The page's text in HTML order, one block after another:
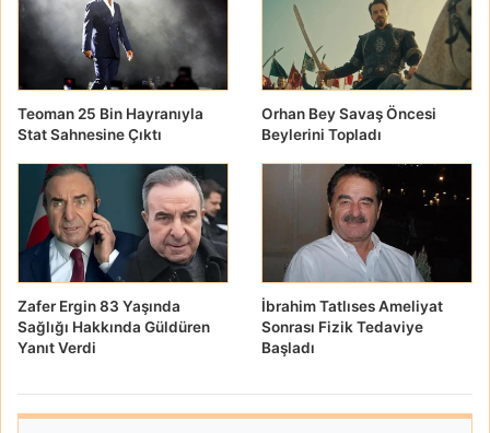
Teoman 25 Bin Hayranıyla
Stat Sahnesine Çıktı
Orhan Bey Savaş Öncesi
Beylerini Topladı
Zafer Ergin 83 Yaşında
Sağlığı Hakkında Güldüren
Yanıt Verdi
İbrahim Tatlıses Ameliyat
Sonrası Fizik Tedaviye
Başladı